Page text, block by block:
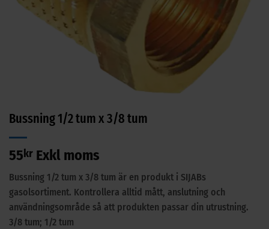
Bussning 1/2 tum x 3/8 tum
55 kr Exkl moms
Bussning 1/2 tum x 3/8 tum är en produkt i SIJABs
gasolsortiment. Kontrollera alltid mått, anslutning och
användningsområde så att produkten passar din utrustning.
3/8 tum; 1/2 tum